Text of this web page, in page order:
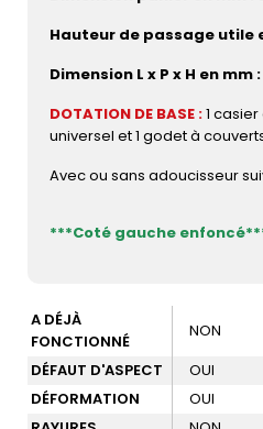
Hauteur de passage utile
Dimension L x P x H en mm :
DOTATION DE BASE :1
universel et 1 godet à
Avec ou sans adoucisseur
***Coté gauche
A DÉJÀ
FONCTIONNÉ
NON
DÉFAUT D'ASPECT
OUI
DÉFORMATION
OUI